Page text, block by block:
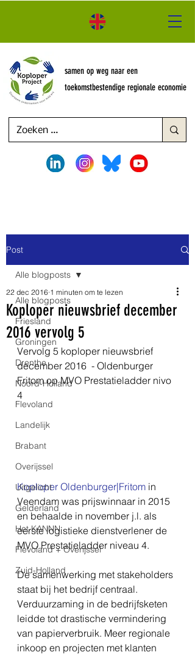
samen op weg naar een
toekomstbestendige regionale economie
Post
Alle blogposts
Friesland
Groningen
Drenthe
Noord-Holland
Flevoland
Landelijk
Brabant
Overijssel
Uitgelicht
Gelderland
Het KANNN
Flevoland + Overijssel
Zuid-Holland
Alle blogposts
Koploper nieuwsbrief december
2016 vervolg 5
22 dec 2016 1 minuten om te lezen
Vervolg 5 koploper nieuwsbrief
december 2016  - Oldenburger
Fritom op MVO Prestatieladder nivo
4
Koploper Oldenburger|Fritom in
Veendam was prijswinnaar in 2015
en behaalde in november j.l. als
eerste logistieke dienstverlener de
MVO Prestatieladder niveau 4.
De samenwerking met stakeholders
staat bij het bedrijf centraal.
Verduurzaming in de bedrijfsketen
leidde tot drastische vermindering
van papierverbruik. Meer regionale
inkoop en projecten met klanten